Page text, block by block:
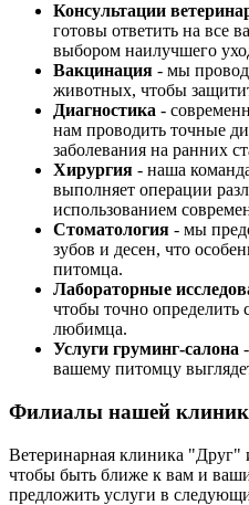
Консультации
готовы ответить на все
выбором наилучшего
Вакцинация - мы
животных, чтобы
Диагностика -
нам проводить точные
заболевания на ранних
Хирургия - наша
выполняет операции
использованием
Стоматология - мы
зубов и десен, что
питомца.
Лабораторные
чтобы точно определить
любимца.
Услуги груминг-салона
вашему питомцу
Филиалы нашей
Ветеринарная клиника "Друг"
чтобы быть ближе к вам и
предложить услуги в